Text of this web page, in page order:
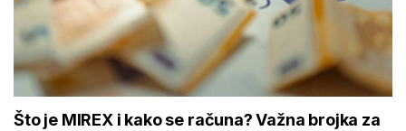
Što je MIREX i kako se računa? Važna brojka za